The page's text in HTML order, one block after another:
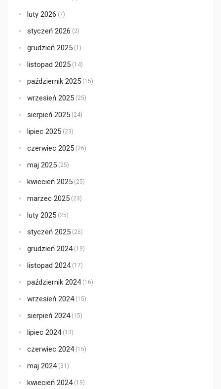
luty 2026 (7)
styczeń 2026 (2)
grudzień 2025 (1)
listopad 2025 (14)
październik 2025 (15)
wrzesień 2025 (25)
sierpień 2025 (24)
lipiec 2025 (23)
czerwiec 2025 (26)
maj 2025 (25)
kwiecień 2025 (25)
marzec 2025 (23)
luty 2025 (25)
styczeń 2025 (26)
grudzień 2024(19)
listopad 2024(17)
październik 2024(16)
wrzesień 2024(15)
sierpień 2024(15)
lipiec 2024(13)
czerwiec 2024(15)
maj 2024(31)
kwiecień 2024(19)